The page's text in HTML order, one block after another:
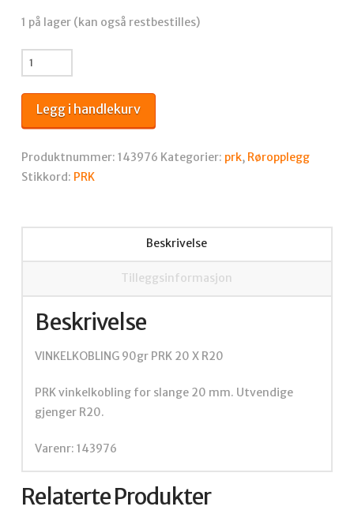
1 på lager (kan også restbestilles)
VINKELKOBLING
90gr
PRK
R20
antall
Legg i handlekurv
Produktnummer: 143976 Kategorier: prk, Røropplegg
Stikkord: PRK
Beskrivelse
Tilleggsinformasjon
Beskrivelse
VINKELKOBLING 90gr PRK 20 X R20
PRK vinkelkobling for slange 20 mm. Utvendige
gjenger R20.
Varenr: 143976
Relaterte Produkter